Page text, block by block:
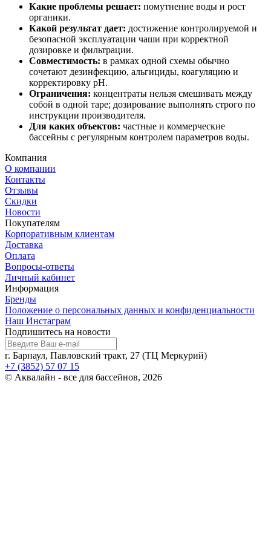
Какие проблемы решает: помутнение воды и рост
органики.
Какой результат дает: достижение контролируемой и
безопасной эксплуатации чаши при корректной
дозировке и фильтрации.
Совместимость: в рамках одной схемы обычно
сочетают дезинфекцию, альгициды, коагуляцию и
корректировку pH.
Ограничения: концентраты нельзя смешивать между
собой в одной таре; дозирование выполнять строго по
инструкции производителя.
Для каких объектов: частные и коммерческие
бассейны с регулярным контролем параметров воды.
Компания
О компании
Контакты
Отзывы
Скидки
Новости
Покупателям
Корпоративным клиентам
Доставка
Оплата
Вопросы-ответы
Личный кабинет
Информация
Бренды
Положение о персональных данных и конфиденциальности
Наш Инстаграм
Подпишитесь на новости
г. Барнаул, Павловский тракт, 27 (ТЦ Меркурий)
+7 (3852) 57 07 15
© Аквалайн - все для бассейнов, 2026